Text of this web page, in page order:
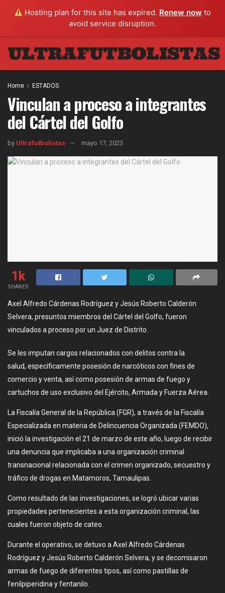
Hosting plan for this site has expired. Renew now to
avoid service disruption.
ULTRAFUTBOLISTAS
Home ESTADOS
Vinculan a proceso a integrantes
del Cártel del Golfo
by Ultrafutbolistas mayo 17, 2023
1k
SHARES
Axel Alfredo Cárdenas Rodríguez y Jesús Roberto Calderón
Selvera, presuntos miembros del Cártel del Golfo, fueron
vinculados a proceso por un Juez de Distrito.
Se les imputan cargos relacionados con delitos contra la
salud, específicamente posesión de narcóticos con fines de
comercio y venta, así como posesión de armas de fuego y
cartuchos de uso exclusivo del Ejército, Armada y Fuerza Aérea.
La Fiscalía General de la República (FGR), a través de la Fiscalía
Especializada en materia de Delincuencia Organizada (FEMDO),
inició la investigación el 21 de marzo de este año, luego de recibir
una denuncia que implicaba a una organización criminal
transnacional relacionada con el crimen organizado, secuestro y
tráfico de drogas en Matamoros, Tamaulipas.
Como resultado de las investigaciones, se logró ubicar varias
propiedades pertenecientes a esta organización criminal, las
cuales fueron objeto de cateo.
Durante el operativo, se detuvo a Axel Alfredo Cárdenas
Rodríguez y Jesús Roberto Calderón Selvera, y se decomisaron
armas de fuego de diferentes tipos, así como pastillas de
fenilpiperidina y fentanilo.